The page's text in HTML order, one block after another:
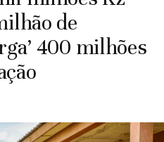
de
400 milhões